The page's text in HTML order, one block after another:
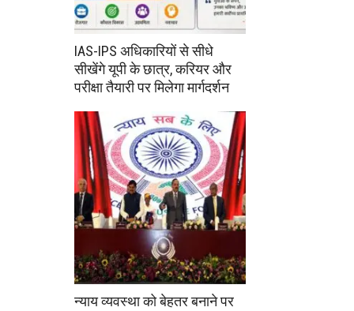
IAS-IPS अधिकारियों से सीधे
सीखेंगे यूपी के छात्र, करियर और
परीक्षा तैयारी पर मिलेगा मार्गदर्शन
न्याय व्यवस्था को बेहतर बनाने पर